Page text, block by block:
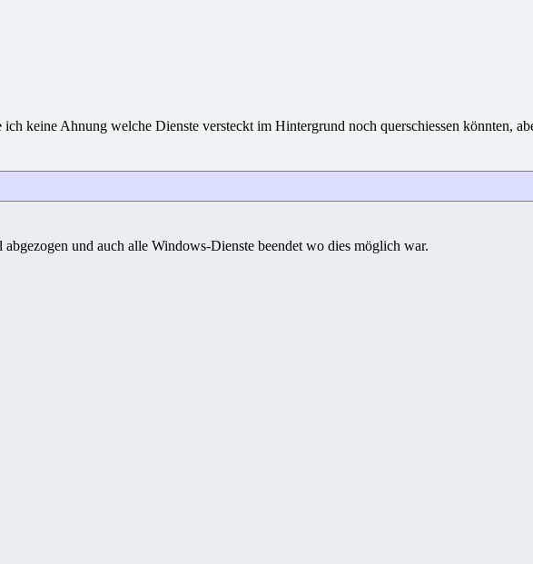
keine Ahnung welche Dienste versteckt im Hintergrund noch querschiessen könnten,
und auch alle Windows-Dienste beendet wo dies möglich war.